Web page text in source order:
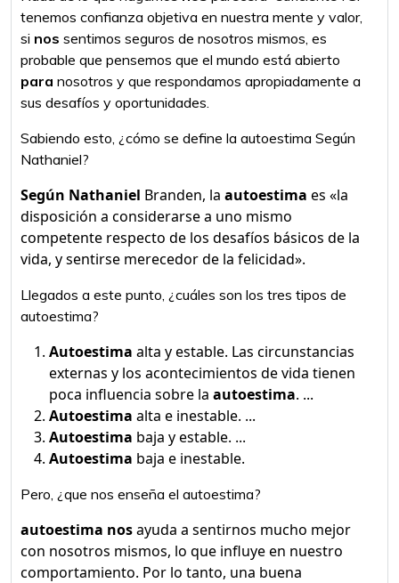
tenemos confianza objetiva en nuestra mente y valor,
si nos sentimos seguros de nosotros mismos, es
probable que pensemos que el mundo está abierto
para nosotros y que respondamos apropiadamente a
sus desafíos y oportunidades.
Sabiendo esto, ¿cómo se define la autoestima Según
Nathaniel?
Según Nathaniel Branden, la autoestima es «la
disposición a considerarse a uno mismo
competente respecto de los desafíos básicos de la
vida, y sentirse merecedor de la felicidad».
Llegados a este punto, ¿cuáles son los tres tipos de
autoestima?
Autoestima alta y estable. Las circunstancias
externas y los acontecimientos de vida tienen
poca influencia sobre la autoestima. ...
Autoestima alta e inestable. ...
Autoestima baja y estable. ...
Autoestima baja e inestable.
Pero, ¿que nos enseña el autoestima?
autoestima nosayuda a sentirnos mucho mejor
con nosotros mismos, lo que influye en nuestro
comportamiento. Por lo tanto, una buena